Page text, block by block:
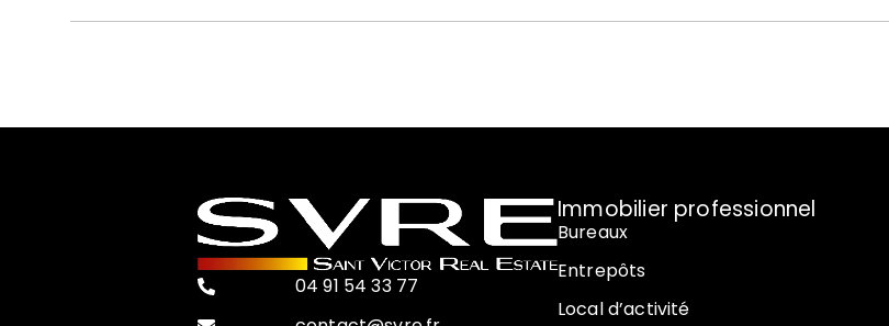
04 91 54 33 77
Immobilier professionnel
Bureaux
Entrepôts
Local d’activité